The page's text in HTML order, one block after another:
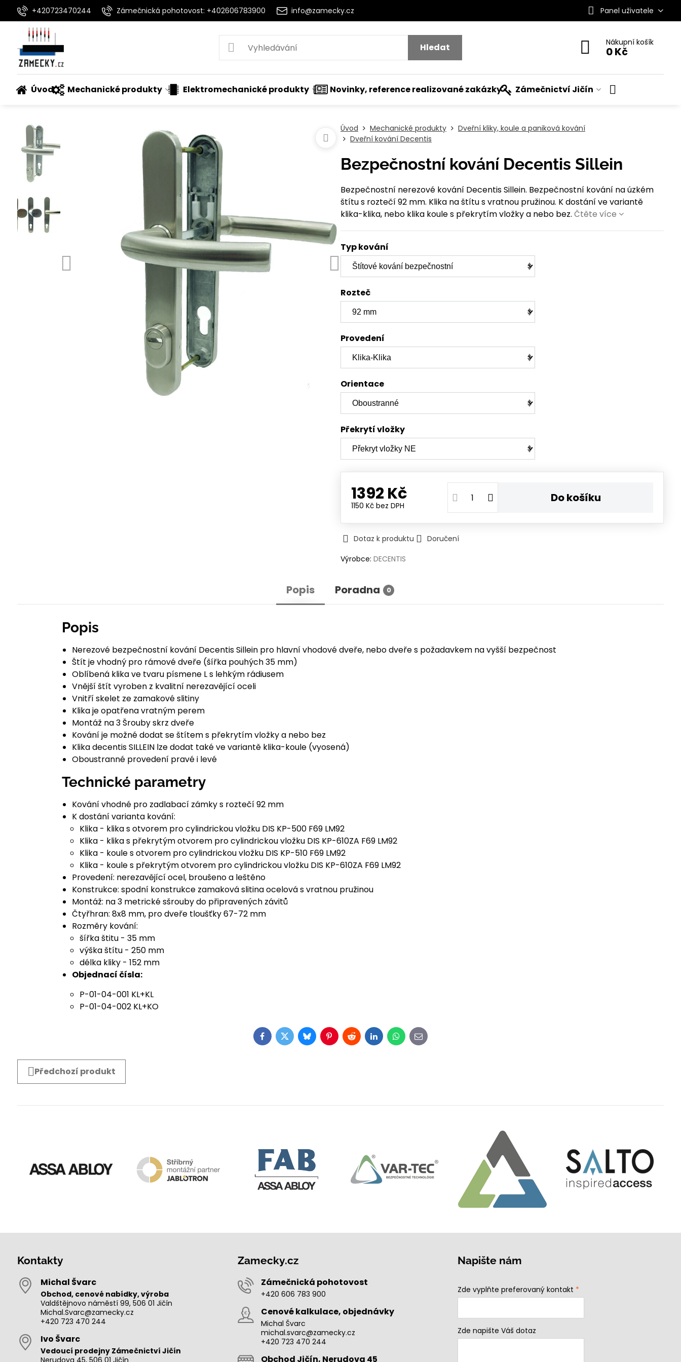
+420723470244 Zámečnická pohotovost: +402606783900 info@zamecky.cz Panel uživatele
Hledat Nákupní košík
0 Kč
Úvod Mechanické produkty Elektromechanické produkty Novinky, reference realizované zakázky Zámečnictví Jičín
Úvod Mechanické produkty
Dveřní kliky, koule a paniková kování
Dveřní kování Decentis
Bezpečnostní kování Decentis Sillein
Bezpečnostní nerezové kování Decentis Sillein. Bezpečnostní kování na úzkém
štítu s roztečí 92 mm. Klika na štítu s vratnou pružinou. K dostání ve variantě
klika-klika, nebo klika koule s překrytím vložky a nebo bez. Čtěte více
Typ kování
Rozteč
Provedení
Orientace
Překrytí vložky
1392 Kč
1150 Kč bez DPH
Do košíku
Dotaz k produktu
Doručení
Výrobce: DECENTIS
Popis Poradna 0
Popis
Nerezové bezpečnostní kování Decentis Sillein pro hlavní vhodové dveře, nebo dveře s požadavkem na vyšší bezpečnost
Štít je vhodný pro rámové dveře (šířka pouhých 35 mm)
Oblíbená klika ve tvaru písmene L s lehkým rádiusem
Vnější štít vyroben z kvalitní nerezavějící oceli
Vnitří skelet ze zamakové slitiny
Klika je opatřena vratným perem
Montáž na 3 Šrouby skrz dveře
Kování je možné dodat se štítem s překrytím vložky a nebo bez
Klika decentis SILLEIN lze dodat také ve variantě klika-koule (vyosená)
Oboustranné provedení pravé i levé
Technické parametry
Kování vhodné pro zadlabací zámky s roztečí 92 mm
K dostání varianta kování:
Klika - klika s otvorem pro cylindrickou vložku DIS KP-500 F69 LM92
Klika - klika s překrytým otvorem pro cylindrickou vložku DIS KP-610ZA F69 LM92
Klika - koule s otvorem pro cylindrickou vložku DIS KP-510 F69 LM92
Klika - koule s překrytým otvorem pro cylindrickou vložku DIS KP-610ZA F69 LM92
Provedení: nerezavějící ocel, broušeno a leštěno
Konstrukce: spodní konstrukce zamaková slitina ocelová s vratnou pružinou
Montáž: na 3 metrické sšrouby do připravených závitů
Čtyřhran: 8x8 mm, pro dveře tloušťky 67-72 mm
Rozměry kování:
šířka štitu - 35 mm
výška štítu - 250 mm
délka kliky - 152 mm
Objednací čísla:
P-01-04-001 KL+KL
P-01-04-002 KL+KO
Facebook
TwitterBlueskyPinterest
RedditLinkedInWhatsApp
E-
mail
Předchozí produkt
Kontakty
Michal Švarc
Obchod, cenové nabídky, výroba
Valdštějnovo náměstí 99, 506 01 Jičín
Michal.Svarc@zamecky.cz
+420 723 470 244
Ivo Švarc
Vedoucí prodejny Zámečnictví Jičín
Nerudova 45, 506 01 Jičín
Zamecky.cz
Zámečnická pohotovost
+420 606 783 900
Cenové kalkulace, objednávky
Michal Švarc
michal.svarc@zamecky.cz
+420 723 470 244
Obchod Jičín, Nerudova 45
Napište nám
Zde vyplňte preferovaný kontakt *
Zde napište Váš dotaz